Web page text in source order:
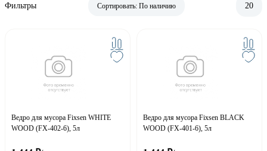
Фильтры Сортировать: По наличию 20
Ведро для мусора Fixsen WHITE
WOOD (FX-402-6), 5л
Ведро для мусора Fixsen BLACK
WOOD (FX-401-6), 5л